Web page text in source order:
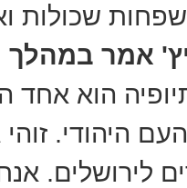
שכולות
אמר
הוא אחד
היהודי.
לירושלים.